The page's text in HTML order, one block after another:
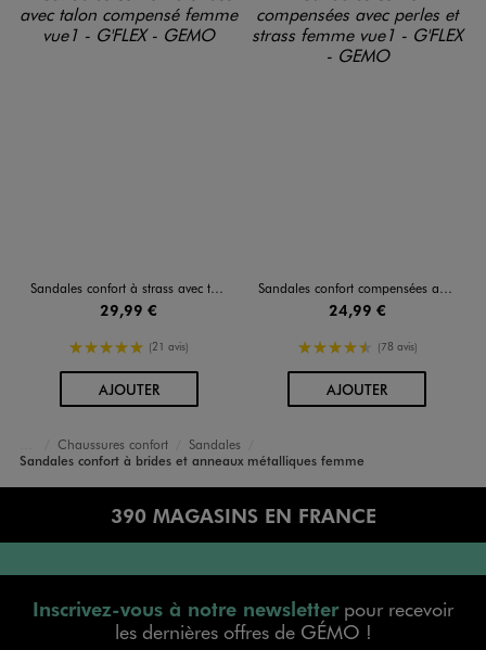
Sandales confort à strass avec talon compensé femme
29,99 €
5/5 de moyenne
(21 avis)
AJOUTERAU PANIER
Sandales confort compensées avec perles et strass femme
24,99 €
4.5/5 de moyenne
(78 avis)
AJOUTERAU PANIER
Accueil
Femme
Chaussures
Chaussures confort
Sandales
Sandales confort à brides et anneaux métalliques femme
390 MAGASINS EN FRANCE
Inscrivez-vous à notre newsletterpour recevoir
les dernières offres de GÉMO !